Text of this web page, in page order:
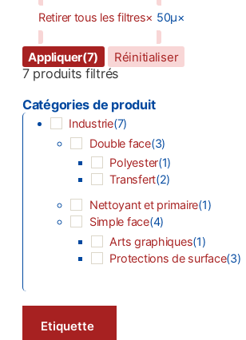
Retirer tous les filtres× 50µ×
7produits filtrés
Catégories de produit
Industrie(7)
Double face(3)
Polyester(1)
Transfert(2)
Nettoyant et primaire(1)
Simple face(4)
Arts graphiques(1)
Protections de surface(3)
Etiquette
Appliquer(7) Réinitialiser